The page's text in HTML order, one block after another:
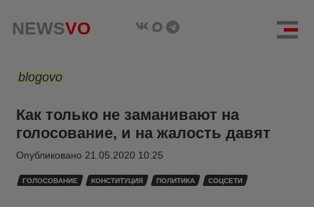
NEWSVO
blogovo
Как только не заманивают на
голосование, и на жалость давят
Опубликовано 21.05.2020 10:25
ГОЛОСОВАНИЕ КОНСТИТУЦИЯ ПОЛИТИКА СОЦСЕТИ